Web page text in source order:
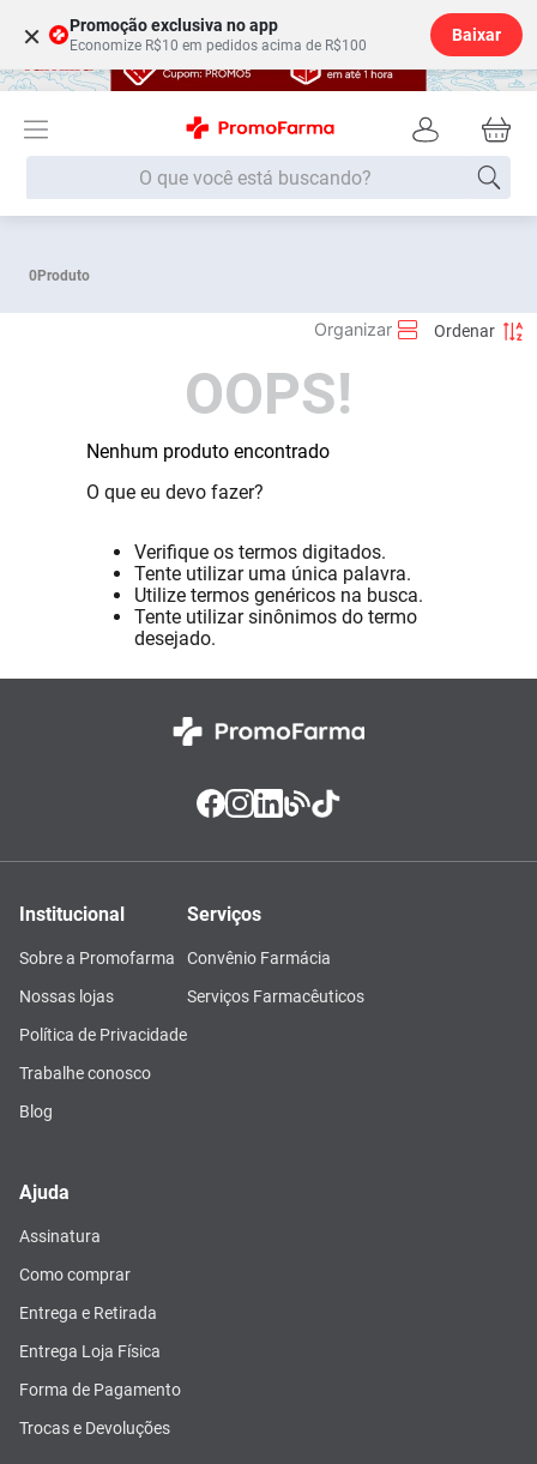
× Promoção exclusiva no app
Economize R$10 em pedidos acima de R$100
Baixar
O que você está buscando?
0Produto
OOPS!
Nenhum produto encontrado
O que eu devo fazer?
Verifique os termos digitados.
Tente utilizar uma única palavra.
Utilize termos genéricos na busca.
Tente utilizar sinônimos do termo
desejado.
Institucional
Sobre a Promofarma
Nossas lojas
Política de Privacidade
Trabalhe conosco
Blog
Serviços
Convênio Farmácia
Serviços Farmacêuticos
Ajuda
Assinatura
Como comprar
Entrega e Retirada
Entrega Loja Física
Forma de Pagamento
Trocas e Devoluções
Fralda G
Desodorante
Absorvente
Pampers Confort Sec
Lavitan